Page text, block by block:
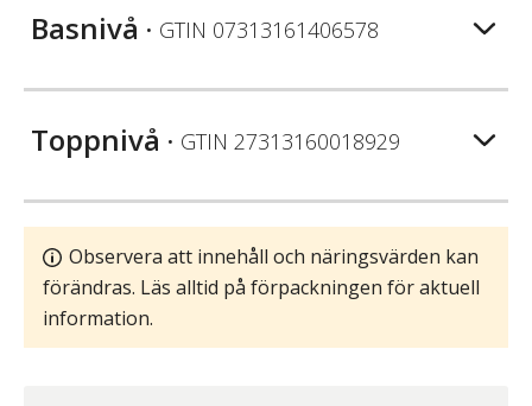
Basnivå • GTIN 07313161406578
Toppnivå • GTIN 27313160018929
Observera att innehåll och näringsvärden kan
förändras. Läs alltid på förpackningen för aktuell
information.